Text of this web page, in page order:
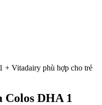
+ Vitadairy phù hợp cho trẻ
Colos DHA 1